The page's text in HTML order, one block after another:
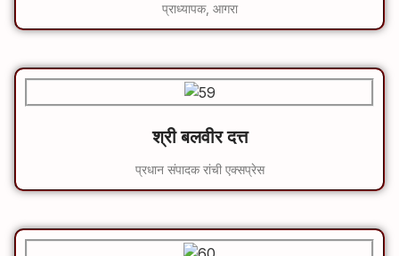
प्राध्यापक, आगरा
श्री बलवीर दत्त
प्रधान संपादक रांची एक्सप्रेस